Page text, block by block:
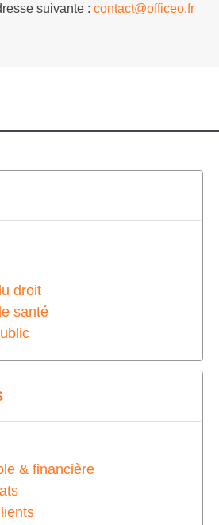
suivante : contact@officeo.fr
droit
santé
& financière